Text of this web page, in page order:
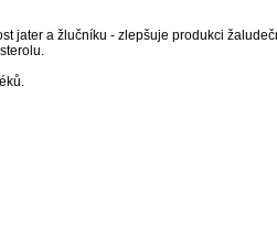
jater a žlučníku - zlepšuje produkci